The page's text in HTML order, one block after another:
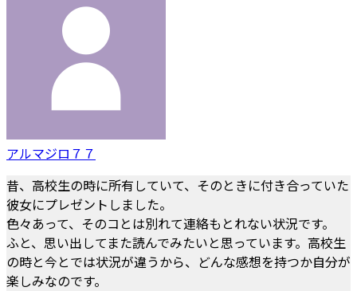
アルマジロ７７
昔、高校生の時に所有していて、そのときに付き合っていた
彼女にプレゼントしました。
色々あって、そのコとは別れて連絡もとれない状況です。
ふと、思い出してまた読んでみたいと思っています。高校生
の時と今とでは状況が違うから、どんな感想を持つか自分が
楽しみなのです。